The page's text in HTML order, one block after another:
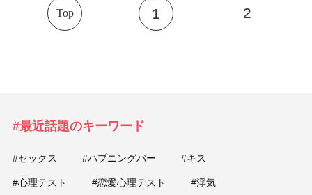
Top 1 2
#最近話題のキーワード
#セックス #ハプニングバー #キス
#心理テスト #恋愛心理テスト #浮気